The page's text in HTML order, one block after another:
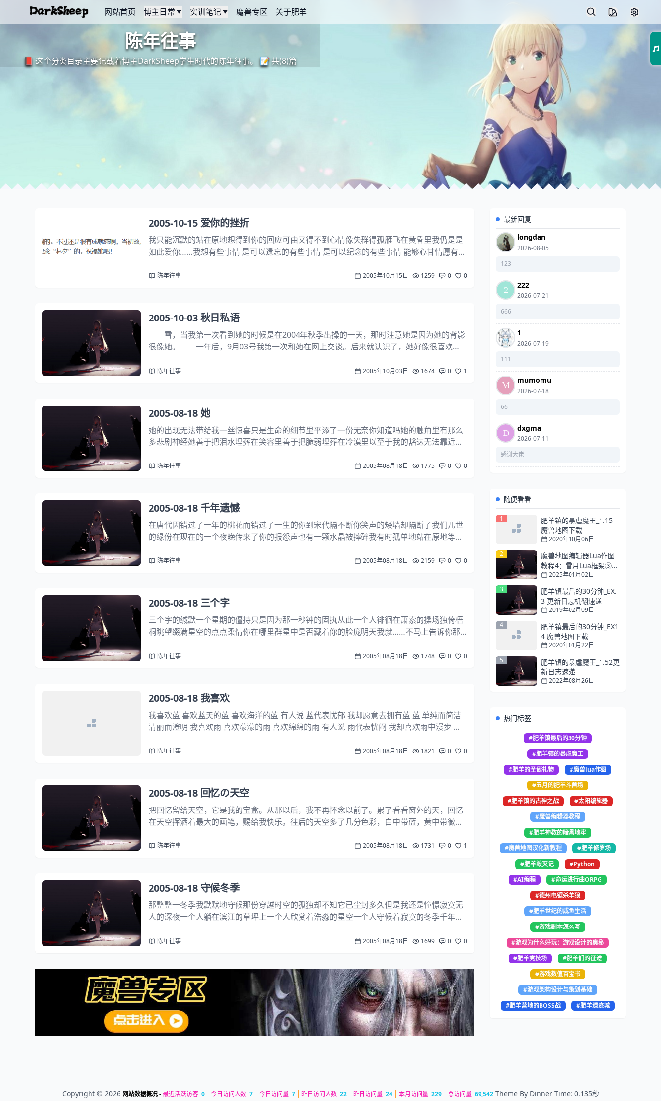
网站首页 博主日常 实训笔记 魔兽专区 关于肥羊
陈年往事
📕 这个分类目录主要记载着博主DarkSheep学生时代的陈年往事。 📝 共(8)篇
2005-10-15 爱你的挫折
我只能沉默的站在原地想得到你的回应可由又得不到心情像失群得孤雁飞在黄昏里我仍是是
如此爱你……我想有些事情 是可以遗忘的有些事情 是可以纪念的有些事情 能够心甘情愿有些
寞的手势 一脸落寞我担心 我害怕 也许 那...
陈年往事 2005年10月15日 1259 0 0
2005-10-03 秋日私语
雪，当我第一次看到她的时候是在2004年秋季出操的一天，那时注意她是因为她的背影
很像她。 一年后，9月03号我第一次和她在网上交谈。后来就认识了，她好像很喜欢上
一个人，要不然我哪有那么大的胆。 ” 后来...
陈年往事 2005年10月03日 1674 0 1
2005-08-18 她
她的出现无法带给我一丝惊喜只是生命的细节里平添了一份无奈你知道吗她的触角里有那么
多悲剧神经她善于把泪水埋葬在笑容里善于把脆弱埋葬在冷漠里以至于我的豁达无法靠近她
陈年往事 2005年08月18日 1775 0 0
2005-08-18 千年遗憾
在唐代因错过了一年的桃花而错过了一生的你到宋代隔不断你笑声的矮墙却隔断了我们几世
的缘份在现在的一个夜晚传来了你的报怨声也有一颗水晶被摔碎我有时孤单地站在原地等待
陈年往事 2005年08月18日 2159 0 0
2005-08-18 三个字
三个字的缄默一个星期的僵持只是因为那一秒钟的固执从此一个人徘徊在萧索的操场独倚梧
桐眺望缀满星空的点点柔情你在哪里群星中是否藏着你的脸庞明天我就……不马上告诉你那
陈年往事 2005年08月18日 1748 0 0
2005-08-18 我喜欢
我喜欢蓝 喜欢蓝天的蓝 喜欢海洋的蓝 有人说 蓝代表忧郁 我却愿意去拥有蓝 蓝 单纯而简洁
清丽而澄明 我喜欢雨 喜欢濛濛的雨 喜欢绵绵的雨 有人说 雨代表忧闷 我却喜欢雨中漫步 雨
陈年往事 2005年08月18日 1821 0 0
2005-08-18 回忆の天空
把回忆留给天空，它是我的宝盒。­从那以后，我不再怀念以前了。累了看看窗外的天，回忆
在天空挥洒着最大的画笔，赐给我快乐。往后的天空多了几分色彩，白中带蓝，黄中带微
天，她永远这么宁静，这么单纯，不为任何风霜雨雪所撼动...
陈年往事 2005年08月18日 1731 0 1
2005-08-18 守候冬季
那整整一冬季我默默地守候那份穿越时空的孤独却不知它已尘封多久但是我还是憧憬寂寞无
人的深夜一个人躺在滨江的草坪上一个人欣赏着浩淼的星空一个人守候着寂寞的冬季千年的
也许冬天真的有很多回忆吧。一个人躺在滨江的草坪上 ...
陈年往事 2005年08月18日 1699 0 0
最新回复
longdan
2026-08-05
123
222
2026-07-21
666
1
2026-07-19
111
mumomu
2026-07-18
66
dxgma
2026-07-11
感谢大佬
随便看看
1
肥羊镇的暴虐魔王_1.15
魔兽地图下载
2020年10月06日
2
魔兽地图编辑器Lua作图
教程4：雪月Lua框架③单
位（Unit）模块
2025年01月02日
3
肥羊镇最后的30分钟_EX.
3 更新日志机翻速递
2019年02月09日
4
肥羊镇最后的30分钟_EX1
4 魔兽地图下载
2020年01月22日
5
肥羊镇的暴虐魔王_1.52更
新日志速递
2022年08月26日
热门标签
#肥羊镇最后的30分钟
#肥羊镇的暴虐魔王
#肥羊的圣诞礼物
#魔兽lua作图
#五月的肥羊斗兽场
#肥羊镇的古神之战
#太阳编辑器
#魔兽编辑器教程
#肥羊神教的暗黑地牢
#魔兽地图汉化新教程
#肥羊修罗场
#肥羊毁灭记
#Python
#AI编程
#命运进行曲ORPG
#德州电锯杀羊狼
#肥羊世纪的咸鱼生活
#游戏剧本怎么写
#游戏为什么好玩：游戏设计的奥秘
#肥羊竞技场
#肥羊们的征途
#游戏数值百宝书
#游戏架构设计与策划基础
#肥羊营地的BOSS战
#肥羊遗迹城
Copyright © 2026 网站数据概况 -最近活跃访客 0 今日访问人数 7 今日访问量 7 昨日访问人数 22 昨日访问量 24 本月访问量 229 总访问量 69,542 Theme By DinnerTime: 0.135秒